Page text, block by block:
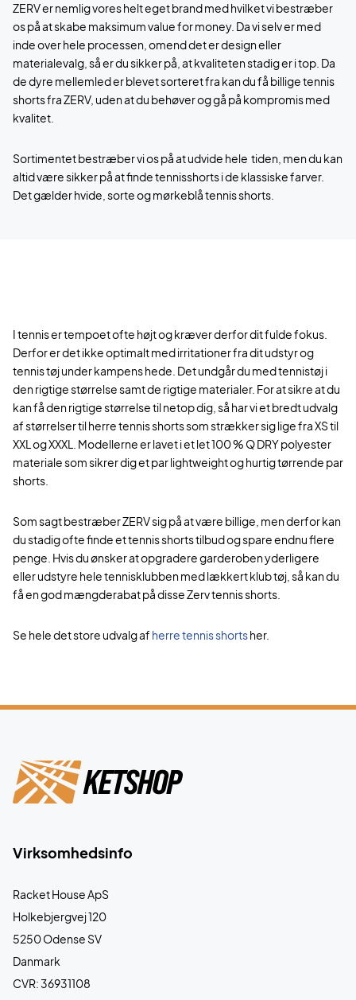
ZERV er nemlig vores helt eget brand med hvilket vi bestræber
os på at skabe maksimum value for money. Da vi selv er med
inde over hele processen, omend det er design eller
materialevalg, så er du sikker på, at kvaliteten stadig er i top. Da
de dyre mellemled er blevet sorteret fra kan du få billige tennis
shorts fra ZERV, uden at du behøver og gå på kompromis med
kvalitet.
Sortimentet bestræber vi os på at udvide hele tiden, men du kan
altid være sikker på at finde tennisshorts i de klassiske farver.
Det gælder hvide, sorte og mørkeblå tennis shorts.
I tennis er tempoet ofte højt og kræver derfor dit fulde fokus.
Derfor er det ikke optimalt med irritationer fra dit udstyr og
tennis tøj under kampens hede. Det undgår du med tennistøj i
den rigtige størrelse samt de rigtige materialer. For at sikre at du
kan få den rigtige størrelse til netop dig, så har vi et bredt udvalg
af størrelser til herre tennis shorts som strækker sig lige fra XS til
XXL og XXXL. Modellerne er lavet i et let 100 % Q DRY polyester
materiale som sikrer dig et par lightweight og hurtig tørrende par
shorts.
Som sagt bestræber ZERV sig på at være billige, men derfor kan
du stadig ofte finde et tennis shorts tilbud og spare endnu flere
penge. Hvis du ønsker at opgradere garderoben yderligere
eller udstyre hele tennisklubben med lækkert klub tøj, så kan du
få en god mængderabat på disse Zerv tennis shorts.
Se hele det store udvalg af herre tennis shortsher.
Virksomhedsinfo
Racket House ApS
Holkebjergvej 120
5250 Odense SV
Danmark
CVR: 36931108